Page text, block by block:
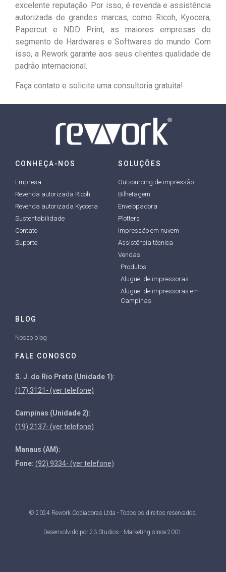
excelente reputação. Por isso, é revenda e assistência
autorizada de grandes marcas, como Ricoh, Kyocera,
Papercut e NDD Print, as maiores empresas do
segmento de Hardwares e Softwares do mundo. Com
isso, a Rework garante aos seus clientes qualidade de
padrão internacional.
Faça contato e solicite uma consultoria gratuita!
CONHEÇA-NOS
Empresa
Revenda autorizada Ricoh
Revenda autorizada Kyocera
Sustentabilidade
Contato
Suporte
SOLUÇÕES
Outsourcing de impressão
Bilhetagem
Envelopadora
Plotters
Impressão em nuvem
Assistência técnica
Vendas
Produtos
Aluguel de impressoras
Aluguel de impressoras em
Campinas
BLOG
Nosso blog
FALE CONOSCO
S. J. do Rio Preto (Unidade 1):
(17) 3121- (ver telefone)
Campinas (Unidade 2):
(19) 2137- (ver telefone)
Manaus (AM):
Fone: (92) 9334- (ver telefone)
© 2024 Rework Copiadoras Ltda - Todos os direitos reservados.
Desenvolvido por 23 Studios - Marketing since 2001 .